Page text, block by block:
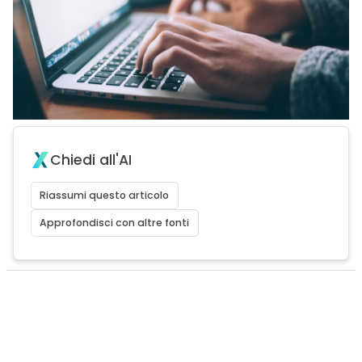
Chiedi all'AI
Riassumi questo articolo
Approfondisci con altre fonti